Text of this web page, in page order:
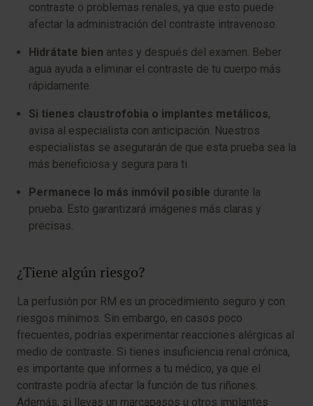
contraste o problemas renales, ya que esto puede
afectar la administración del contraste intravenoso.
Hidrátate bien antes y después del examen. Beber
agua ayuda a eliminar el contraste de tu cuerpo más
rápidamente.
Si tienes claustrofobia o implantes metálicos,
avisa al especialista con anticipación. Nuestros
especialistas se asegurarán de que esta prueba sea la
más beneficiosa y segura para ti.
Permanece lo más inmóvil posible durante la
prueba. Esto garantizará imágenes más claras y
precisas.
¿Tiene algún riesgo?
La perfusión por RM es un procedimiento seguro y con
riesgos mínimos. Sin embargo, en casos poco
frecuentes, podrías experimentar reacciones alérgicas al
medio de contraste. Si tienes insuficiencia renal crónica,
es importante que informes a tu médico, ya que el
contraste podría afectar la función de tus riñones.
Además, si llevas un marcapasos u otros implantes